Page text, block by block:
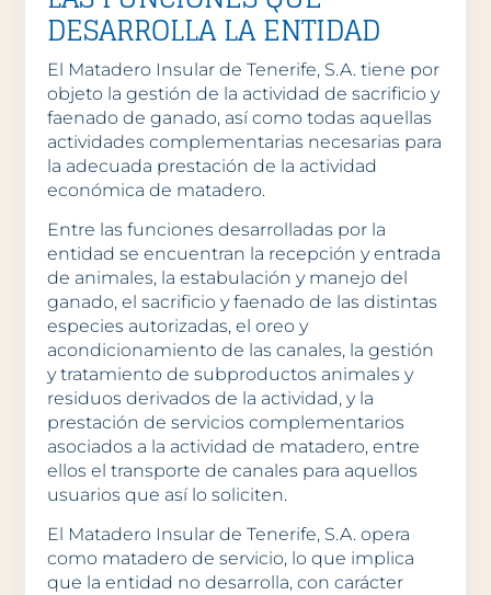
DESARROLLA LA ENTIDAD
El Matadero Insular de Tenerife, S.A. tiene por
objeto la gestión de la actividad de sacrificio y
faenado de ganado, así como todas aquellas
actividades complementarias necesarias para
la adecuada prestación de la actividad
económica de matadero.
Entre las funciones desarrolladas por la
entidad se encuentran la recepción y entrada
de animales, la estabulación y manejo del
ganado, el sacrificio y faenado de las distintas
especies autorizadas, el oreo y
acondicionamiento de las canales, la gestión
y tratamiento de subproductos animales y
residuos derivados de la actividad, y la
prestación de servicios complementarios
asociados a la actividad de matadero, entre
ellos el transporte de canales para aquellos
usuarios que así lo soliciten.
El Matadero Insular de Tenerife, S.A. opera
como matadero de servicio, lo que implica
que la entidad no desarrolla, con carácter